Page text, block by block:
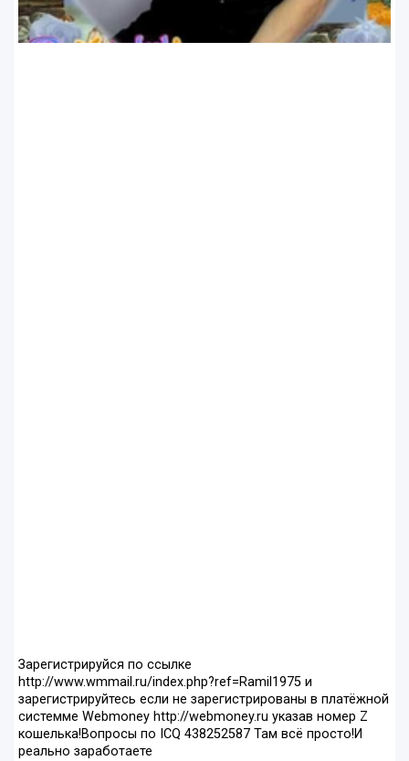
Зарегистрируйся по ссылке
http://www.wmmail.ru/index.php?ref=Ramil1975 и
зарегистрируйтесь если не зарегистрированы в платёжной
системме Webmoney http://webmoney.ru указав номер Z
кошелька!Вопросы по ICQ 438252587 Там всё просто!И
реально заработаете